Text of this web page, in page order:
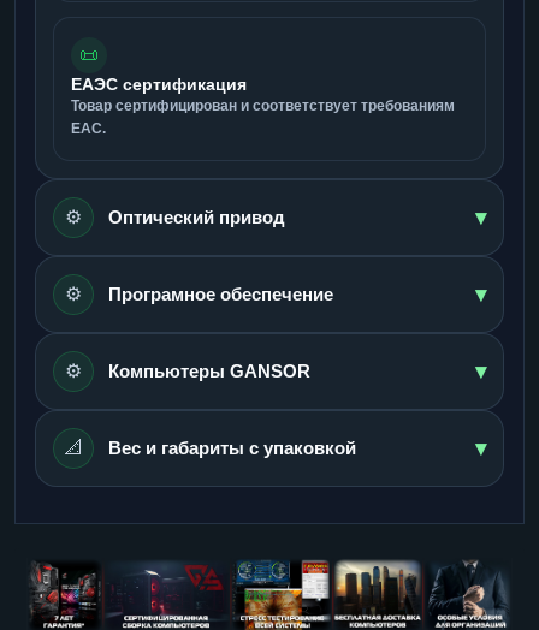
📜
ЕАЭС сертификация
Товар сертифицирован и соответствует требованиям
ЕАС.
⚙️ Оптический привод ▾
⚙️ Програмное обеспечение ▾
⚙️ Компьютеры GANSOR ▾
📐 Вес и габариты с упаковкой ▾